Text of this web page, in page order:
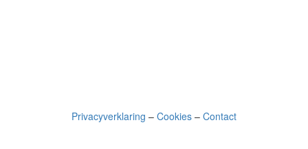
Privacyverklaring – Cookies – Contact